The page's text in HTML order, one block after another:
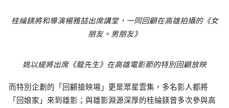
桂綸鎂將和導演楊雅喆出席講堂，一同回顧在高雄拍攝的《女
朋友。男朋友》
姚以緹將出席《龍先生》在高雄電影節的特別回顧放映
而特別企劃的「回顧搶映場」更是眾星雲集，多名影人都將
「回娘家」來到雄影；與雄影淵源深厚的桂綸鎂曾多次參與高